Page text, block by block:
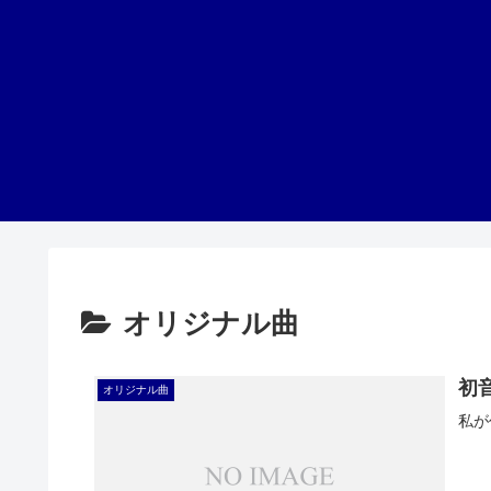
オリジナル曲
オリジナル曲 初
私